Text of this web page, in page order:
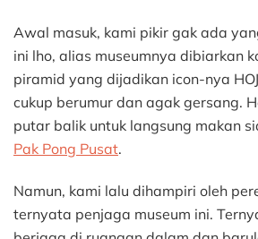
Awal masuk, kami pikir gak ada
ini lho, alias museumnya dibiarkan
piramid yang dijadikan icon-nya
cukup berumur dan agak gersang.
putar balik untuk langsung makan
Pak Pong Pusat.
Namun, kami lalu dihampiri oleh
ternyata penjaga museum ini.